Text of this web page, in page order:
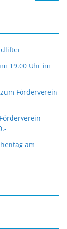
19.00 Uhr im
Förderverein
am